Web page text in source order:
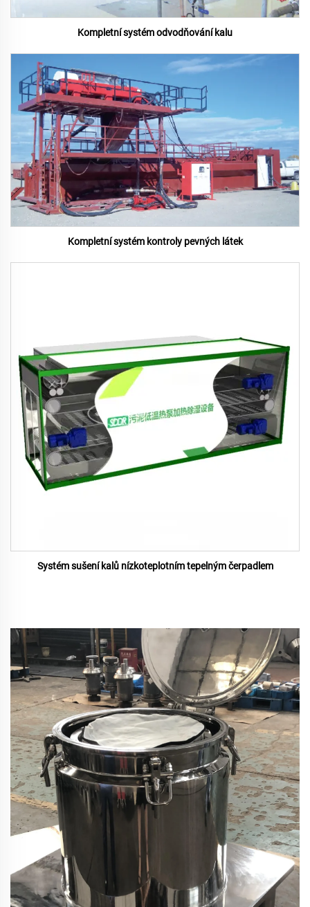
Kompletní systém odvodňování kalu
Kompletní systém kontroly pevných látek
Systém sušení kalů nízkoteplotním tepelným čerpadlem